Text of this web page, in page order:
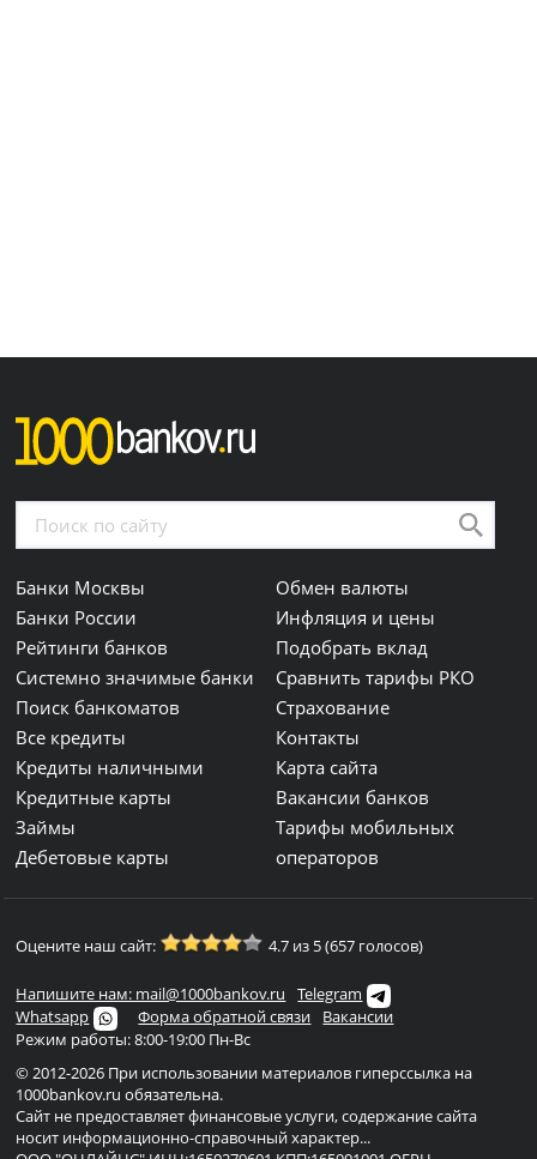
Банки Москвы
Банки России
Рейтинги банков
Системно значимые банки
Поиск банкоматов
Все кредиты
Кредиты наличными
Кредитные карты
Займы
Дебетовые карты
Обмен валюты
Инфляция и цены
Подобрать вклад
Сравнить тарифы РКО
Страхование
Контакты
Карта сайта
Вакансии банков
Тарифы мобильных
операторов
Оцените наш сайт: 4.7 из 5 (657 голосов)
Напишите нам: mail@1000bankov.ru
Telegram
Whatsapp
Форма обратной связи
Вакансии
Режим работы: 8:00-19:00 Пн-Вс
© 2012-2026 При использовании материалов гиперссылка на
1000bankov.ru обязательна.
Сайт не предоставляет финансовые услуги, содержание сайта
носит информационно-справочный характер...